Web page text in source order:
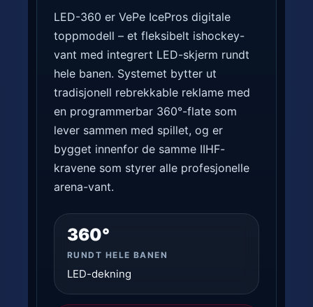
LED-360 er VePe IcePros digitale
toppmodell – et fleksibelt ishockey-
vant med integrert LED-skjerm rundt
hele banen. Systemet bytter ut
tradisjonell rebrekkable reklame med
en programmerbar 360°-flate som
lever sammen med spillet, og er
bygget innenfor de samme IIHF-
kravene som styrer alle profesjonelle
arena-vant.
360°
RUNDT HELE BANEN
LED-dekning